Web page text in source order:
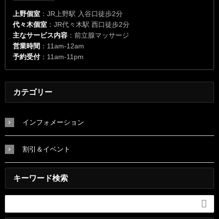
上野個室 ：JR上野駅 入谷口徒歩2分
代々木個室 ：JR代々木駅 西口徒歩2分
主なサービス内容 ：前立腺マッサージ
営業時間 ：11am-12am
予約受付：11am-11pm
カテゴリー
インフォメーション
割引＆イベント
キーワード検索
